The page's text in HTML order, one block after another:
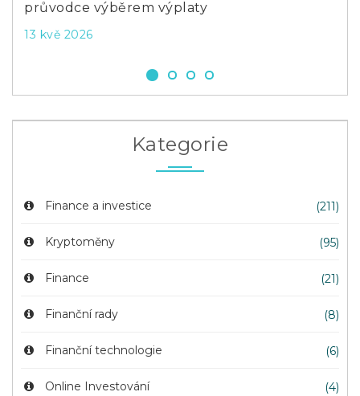
průvodce výběrem výplaty
13 kvě 2026
Kategorie
Finance a investice (211)
Kryptoměny (95)
Finance (21)
Finanční rady (8)
Finanční technologie (6)
Online Investování (4)